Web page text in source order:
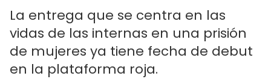
La entrega que se centra en las
vidas de las internas en una prisión
de mujeres ya tiene fecha de debut
en la plataforma roja.